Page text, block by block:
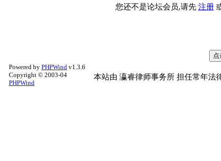
您还不是论坛会员,请先 注册
Powered by PHPWind v1.3.6
Copyright © 2003-04
PHPWind
本站由 瀛睿律师事务所 担任常年法